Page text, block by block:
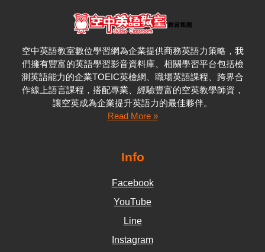
空中英語教室數位學習網為企業提供商務英語力策略，我
們擁有豐富的英語學習影音資料庫、相關學習平台包括檢
測英語能力的企業TOEIC英檢網、職場英語課程、跨界合
作線上語言課程，搭配專業、經驗豐富的空英教學師資，
讓空英成為企業提升英語力的最佳夥伴。
Read More »
Info
Facebook
YouTube
Line
Instagram